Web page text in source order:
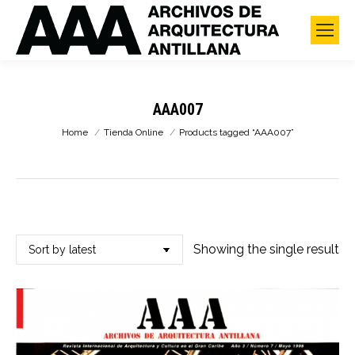
AAA007
You are here:
Home Tienda Online Products tagged “AAA007”
Showing the single result